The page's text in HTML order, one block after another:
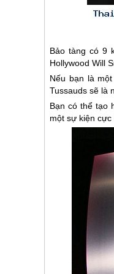
Bảo tàng có 9
Hollywood Will
Nếu bạn là
Tussauds sẽ là
Bạn có thể tạo
một sự kiện